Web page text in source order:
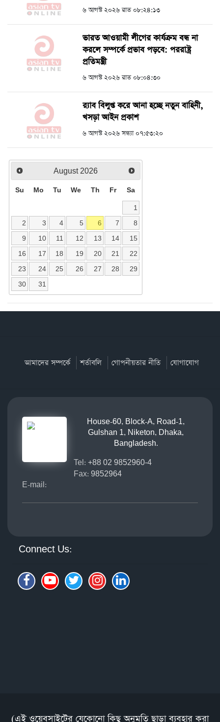
৬ আগস্ট ২০২৬ রাত ০৮:২৪:১৩
ভারত আওয়ামী লীগের কার্যক্রম বন্ধ না
করলে সম্পর্কে প্রভাব পড়বে: পররাষ্ট্র
প্রতিমন্ত্রী
৬ আগস্ট ২০২৬ রাত ০৮:০৪:৩০
র‍্যাব বিলুপ্ত করে আনা হচ্ছে নতুন বাহিনী,
খসড়া আইন প্রকাশ
৬ আগস্ট ২০২৬ সন্ধ্যা ০৭:৫৩:২০
August 2026
Su Mo Tu We Th Fr Sa
1
2
3 4 5 6 7
8
9
10 11 12 13 14
15
16
17 18 19 20 21
22
23
24 25 26 27 28
29
30
31
আমাদের সম্পর্কে শর্তাবলি গোপনীয়তার নীতি যোগাযোগ
House-60, Block-A, Road-1,
Gulshan 1, Niketon, Dhaka,
Bangladesh.
Tel: +88 02 9852960-4
Fax: 9852964
E-mail:
Connect Us:
(এই ওয়েবসাইটের যেকোনো কিছু অনুমতি ছাড়া ব্যবহার করা